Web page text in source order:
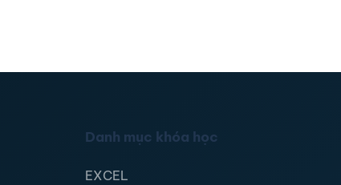
Danh mục khóa học
EXCEL